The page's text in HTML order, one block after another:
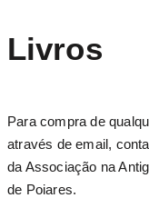
Livros
Para compra de
através de email,
da Associação na
de Poiares.